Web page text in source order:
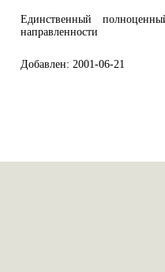
Единственный
направленности
Добавлен: 2001-06-21